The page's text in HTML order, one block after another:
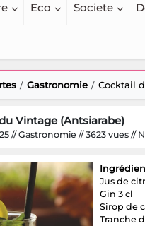
Eco Societe
Gastronomie Cocktail
Vintage (Antsiarabe)
// Gastronomie // 3623 vues //
Jus de
Gin 3 cl
Sirop de
Tranche